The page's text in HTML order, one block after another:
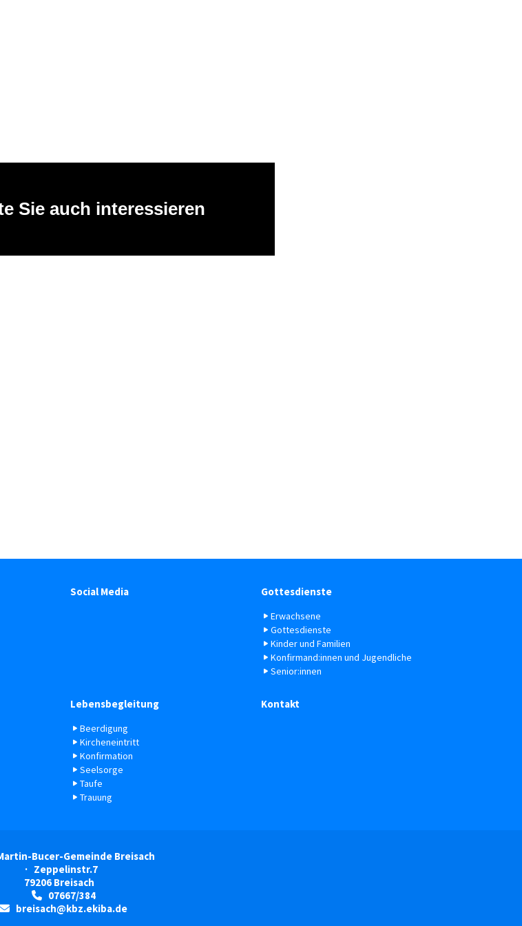
Sie auch interessieren
Social Media Gottesdienste
Erwachsene
Gottesdienste
Kinder und Familien
Konfirmand:innen und Jugendliche
Senior:innen
Lebensbegleitung
Beerdigung
Kircheneintritt
Konfirmation
Seelsorge
Taufe
Trauung
Kontakt
Bucer-Gemeinde Breisach
· Zeppelinstr.7
79206 Breisach
07667/384
 breisach@kbz.ekiba.de